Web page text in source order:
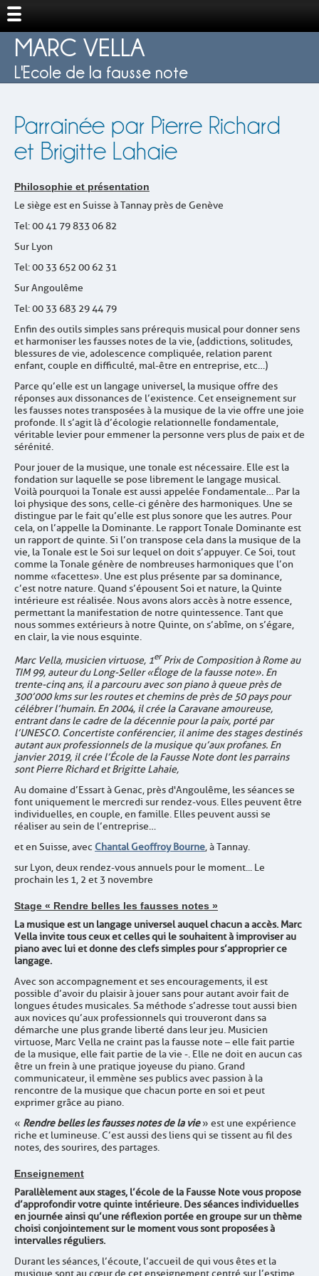
MARC VELLA
L'Ecole de la fausse note
Parrainée par Pierre Richard
et Brigitte Lahaie
Philosophie et présentation
Le siège est en Suisse à Tannay près de Genève
Tel : 00 41 79 833 06 82
Sur Lyon
Tel : 00 33 652 00 62 31
Sur Angoulême
Tel : 00 33 683 29 44 79
Enfin des outils simples sans prérequis musical pour donner sens
et harmoniser les fausses notes de la vie, (addictions, solitudes,
blessures de vie, adolescence compliquée, relation parent
enfant, couple en difficulté, mal-être en entreprise, etc…)
Parce qu’elle est un langage universel, la musique offre des
réponses aux dissonances de l’existence. Cet enseignement sur
les fausses notes transposées à la musique de la vie offre une joie
profonde. Il s’agit là d’écologie relationnelle fondamentale,
véritable levier pour emmener la personne vers plus de paix et de
sérénité.
Pour jouer de la musique, une tonale est nécessaire. Elle est la
fondation sur laquelle se pose librement le langage musical.
Voilà pourquoi la Tonale est aussi appelée Fondamentale… Par la
loi physique des sons, celle-ci génère des harmoniques. Une se
distingue par le fait qu’elle est plus sonore que les autres. Pour
cela, on l’appelle la Dominante. Le rapport Tonale Dominante est
un rapport de quinte. Si l’on transpose cela dans la musique de la
vie, la Tonale est le Soi sur lequel on doit s’appuyer. Ce Soi, tout
comme la Tonale génère de nombreuses harmoniques que l’on
nomme « facettes ». Une est plus présente par sa dominance,
c’est notre nature. Quand s’épousent Soi et nature, la Quinte
intérieure est réalisée. Nous avons alors accès à notre essence,
permettant la manifestation de notre quintessence. Tant que
nous sommes extérieurs à notre Quinte, on s’abîme, on s’égare,
en clair, la vie nous esquinte.
Marc Vella, musicien virtuose, 1er Prix de Composition à Rome au
TIM 99, auteur du Long-Seller « Éloge de la fausse note ». En
trente-cinq ans, il a parcouru avec son piano à queue près de
300’000 kms sur les routes et chemins de près de 50 pays pour
célébrer l’humain. En 2004, il créela Caravane amoureuse,
entrant dans le cadre de la décennie pour la paix, porté par
l’UNESCO. Concertiste conférencier, il anime des stages destinés
autant aux professionnels de la musique qu’aux profanes. En
janvier 2019, il créel’École de la Fausse Note dont les parrains
sontPierre Richard et Brigitte Lahaie,
Au domaine d’Essart à Genac, près d'Angoulême, les séances se
font uniquement le mercredi sur rendez-vous. Elles peuvent être
individuelles, en couple, en famille. Elles peuvent aussi se
réaliser au sein de l’entreprise…
et en Suisse, avec Chantal Geoffroy Bourne, à Tannay.
sur Lyon, deux rendez-vous annuels pour le moment... Le
prochain les 1, 2 et 3 novembre
Stage « Rendre belles les fausses notes »
La musique est un langage universel auquel chacun a accès. Marc
Vella invite tous ceux et celles qui le souhaitent à improviser au
piano avec lui et donne des clefs simples pour s’approprier ce
langage.
Avec son accompagnement et ses encouragements, il est
possible d’avoir du plaisir à jouer sans pour autant avoir fait de
longues études musicales. Sa méthode s’adresse tout aussi bien
aux novices qu’aux professionnels qui trouveront dans sa
démarche une plus grande liberté dans leur jeu. Musicien
virtuose, Marc Vella ne craint pas la fausse note – elle fait partie
de la musique, elle fait partie de la vie -. Elle ne doit en aucun cas
être un frein à une pratique joyeuse du piano. Grand
communicateur, il emmène ses publics avec passion à la
rencontre de la musique que chacun porte en soi et peut
exprimer grâce au piano.
« Rendre belles les fausses notes de la vie» est une expérience
riche et lumineuse. C’est aussi des liens qui se tissent au fil des
notes, des sourires, des partages.
Enseignement
Parallèlement aux stages, l’école de la Fausse Note vous propose
d’approfondir votre quinte intérieure. Des séances individuelles
en journée ainsi qu’une réflexion portée en groupe sur un thème
choisi conjointement sur le moment vous sont proposées à
intervalles réguliers.
Durant les séances, l’écoute, l’accueil de qui vous êtes et la
musique sont au cœur de cet enseignement centré sur l’estime